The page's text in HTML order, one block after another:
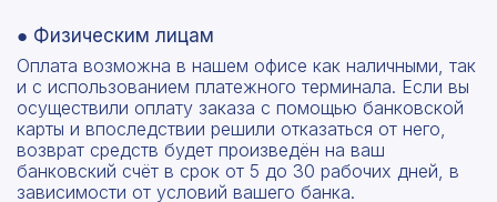
● Физическим лицам
Оплата возможна в нашем офисе как наличными, так
и с использованием платежного терминала. Если вы
осуществили оплату заказа с помощью банковской
карты и впоследствии решили отказаться от него,
возврат средств будет произведён на ваш
банковский счёт в срок от 5 до 30 рабочих дней, в
зависимости от условий вашего банка.